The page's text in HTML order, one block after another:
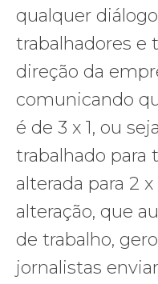
qualquer
trabalhadores e
direção da
comunicando
é de 3 x 1, ou
trabalhado para
alterada para 2
alteração, que
de trabalho,
jornalistas